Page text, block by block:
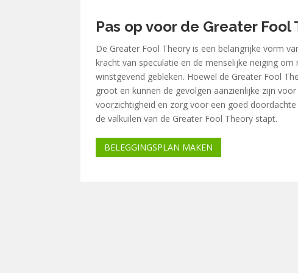
Pas op voor de Greater Fool
De Greater Fool Theory is een belangrijke vorm
kracht van speculatie en de menselijke neiging
winstgevend gebleken. Hoewel de Greater Fool
groot en kunnen de gevolgen aanzienlijke zijn
voorzichtigheid en zorg voor een goed
de valkuilen van de Greater Fool Theory stapt.
BELEGGINGSPLAN MAKEN